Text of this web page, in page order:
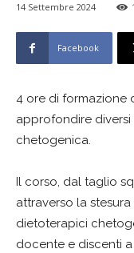
14 Settembre 2024
Facebook
4 ore di formazione
approfondire
chetogenica.
Il corso, dal taglio
attraverso la
dietoterapici
docente e discenti